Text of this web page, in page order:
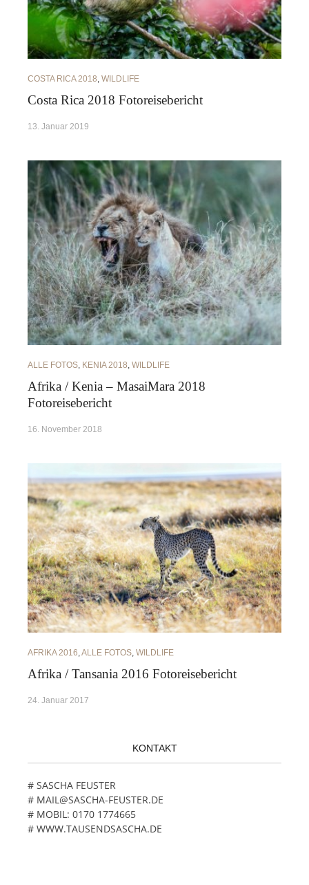
COSTA RICA 2018 WILDLIFE
Costa Rica 2018 Fotoreisebericht
13. Januar 2019
ALLE FOTOS, KENIA 2018, WILDLIFE
Afrika / Kenia – MasaiMara 2018
Fotoreisebericht
16. November 2018
AFRIKA 2016,ALLE FOTOS, WILDLIFE
Afrika / Tansania 2016 Fotoreisebericht
24. Januar 2017
KONTAKT
# SASCHA FEUSTER
# MAIL@SASCHA-FEUSTER.DE
# MOBIL: 0170 1774665
# WWW.TAUSENDSASCHA.DE